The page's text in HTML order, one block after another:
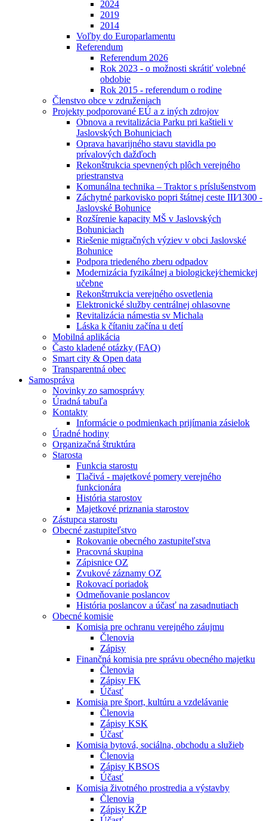
2024
2019
2014
Voľby do Europarlamentu
Referendum
Referendum 2026
Rok 2023 - o možnosti skrátiť volebné
obdobie
Rok 2015 - referendum o rodine
Členstvo obce v združeniach
Projekty podporované EÚ a z iných zdrojov
Obnova a revitalizácia Parku pri kaštieli v
Jaslovských Bohuniciach
Oprava havarijného stavu stavidla po
prívalových dažďoch
Rekonštrukcia spevnených plôch verejného
priestranstva
Komunálna technika – Traktor s príslušenstvom
Záchytné parkovisko popri štátnej ceste III⁄1300 -
Jaslovské Bohunice
Rozšírenie kapacity MŠ v Jaslovských
Bohuniciach
Riešenie migračných výziev v obci Jaslovské
Bohunice
Podpora triedeného zberu odpadov
Modernizácia fyzikálnej a biologickej⁄chemickej
učebne
Rekonštrrukcia verejného osvetlenia
Elektronické služby centrálnej ohlasovne
Revitalizácia námestia sv Michala
Láska k čítaniu začína u detí
Mobilná aplikácia
Často kladené otázky (FAQ)
Smart city & Open data
Transparentná obec
Samospráva
Novinky zo samosprávy
Úradná tabuľa
Kontakty
Informácie o podmienkach prijímania zásielok
Úradné hodiny
Organizačná štruktúra
Starosta
Funkcia starostu
Tlačivá - majetkové pomery verejného
funkcionára
História starostov
Majetkové priznania starostov
Zástupca starostu
Obecné zastupiteľstvo
Rokovanie obecného zastupiteľstva
Pracovná skupina
Zápisnice OZ
Zvukové záznamy OZ
Rokovací poriadok
Odmeňovanie poslancov
História poslancov a účasť na zasadnutiach
Obecné komisie
Komisia pre ochranu verejného záujmu
Členovia
Zápisy
Finančná komisia pre správu obecného majetku
Členovia
Zápisy FK
Účasť
Komisia pre šport, kultúru a vzdelávanie
Členovia
Zápisy KSK
Účasť
Komisia bytová, sociálna, obchodu a služieb
Členovia
Zápisy KBSOS
Účasť
Komisia životného prostredia a výstavby
Členovia
Zápisy KŽP